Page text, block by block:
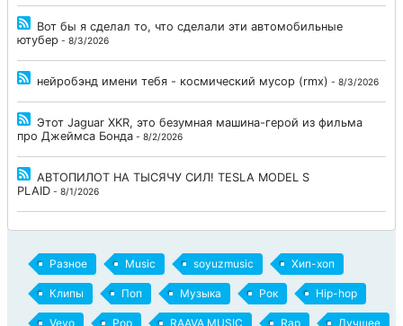
Вот бы я сделал то, что сделали эти автомобильные
ютубер - 8/3/2026
нейробэнд имени тебя - космический мусор (rmx) - 8/3/2026
Этот Jaguar XKR, это безумная машина-герой из фильма
про Джеймса Бонда - 8/2/2026
АВТОПИЛОТ НА ТЫСЯЧУ СИЛ! TESLA MODEL S
PLAID - 8/1/2026
Разное Music soyuzmusic Хип-хоп
Клипы Поп Музыка Рок Hip-hop
Vevo Pop RAAVA MUSIC Rap Лучшее